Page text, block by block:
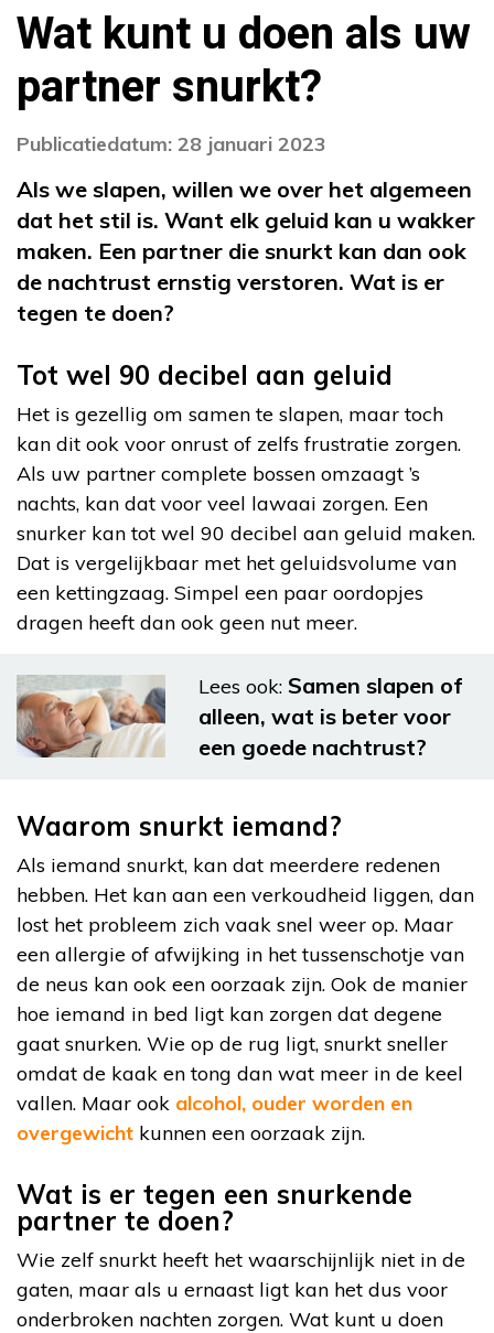
Wat kunt u doen als uw
partner snurkt?
Publicatiedatum: 28 januari 2023
Als we slapen, willen we over het algemeen
dat het stil is. Want elk geluid kan u wakker
maken. Een partner die snurkt kan dan ook
de nachtrust ernstig verstoren. Wat is er
tegen te doen?
Tot wel 90 decibel aan geluid
Het is gezellig om samen te slapen, maar toch
kan dit ook voor onrust of zelfs frustratie zorgen.
Als uw partner complete bossen omzaagt ’s
nachts, kan dat voor veel lawaai zorgen. Een
snurker kan tot wel 90 decibel aan geluid maken.
Dat is vergelijkbaar met het geluidsvolume van
een kettingzaag. Simpel een paar oordopjes
dragen heeft dan ook geen nut meer.
Lees ook: Samen slapen of
alleen, wat is beter voor
een goede nachtrust?
Waarom snurkt iemand?
Als iemand snurkt, kan dat meerdere redenen
hebben. Het kan aan een verkoudheid liggen, dan
lost het probleem zich vaak snel weer op. Maar
een allergie of afwijking in het tussenschotje van
de neus kan ook een oorzaak zijn. Ook de manier
hoe iemand in bed ligt kan zorgen dat degene
gaat snurken. Wie op de rug ligt, snurkt sneller
omdat de kaak en tong dan wat meer in de keel
vallen. Maar ook alcohol, ouder worden en
overgewicht kunnen een oorzaak zijn.
Wat is er tegen een snurkende
partner te doen?
Wie zelf snurkt heeft het waarschijnlijk niet in de
gaten, maar als u ernaast ligt kan het dus voor
onderbroken nachten zorgen. Wat kunt u doen